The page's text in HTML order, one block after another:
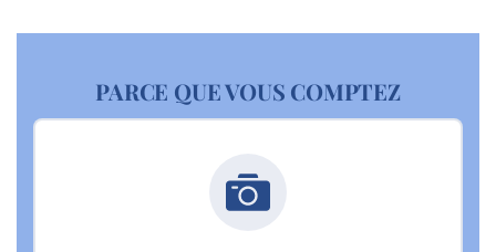
PARCE QUE VOUS COMPTEZ